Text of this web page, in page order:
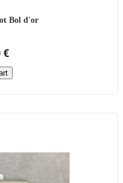
Bol d'or
€